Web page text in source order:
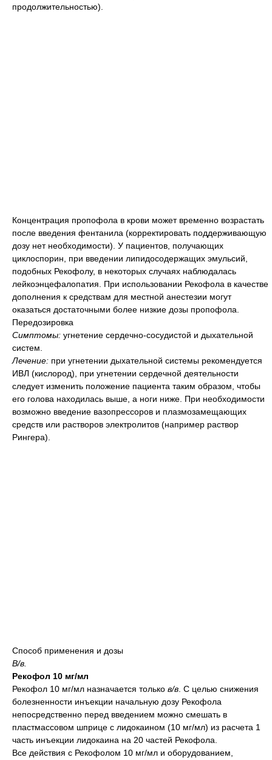
продолжительностью).
Концентрация пропофола в крови может временно возрастать
после введения фентанила (корректировать поддерживающую
дозу нет необходимости). У пациентов, получающих
циклоспорин, при введении липидосодержащих эмульсий,
подобных Рекофолу, в некоторых случаях наблюдалась
лейкоэнцефалопатия. При использовании Рекофола в качестве
дополнения к средствам для местной анестезии могут
оказаться достаточными более низкие дозы пропофола.
Передозировка
Симптомы: угнетение сердечно-сосудистой и дыхательной
систем.
Лечение: при угнетении дыхательной системы рекомендуется
ИВЛ (кислород), при угнетении сердечной деятельности
следует изменить положение пациента таким образом, чтобы
его голова находилась выше, а ноги ниже. При необходимости
возможно введение вазопрессоров и плазмозамещающих
средств или растворов электролитов (например раствор
Рингера).
Способ применения и дозы
В/в.
Рекофол 10 мг/мл
Рекофол 10 мг/мл назначается только в/в . С целью снижения
болезненности инъекции начальную дозу Рекофола
непосредственно перед введением можно смешать в
пластмассовом шприце с лидокаином (10 мг/мл) из расчета 1
часть инъекции лидокаина на 20 частей Рекофола.
Все действия с Рекофолом 10 мг/мл и оборудованием,